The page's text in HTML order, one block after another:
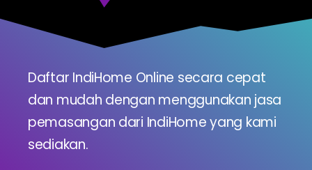
Daftar IndiHome Online secara cepat
dan mudah dengan menggunakan jasa
pemasangan dari IndiHome yang kami
sediakan.